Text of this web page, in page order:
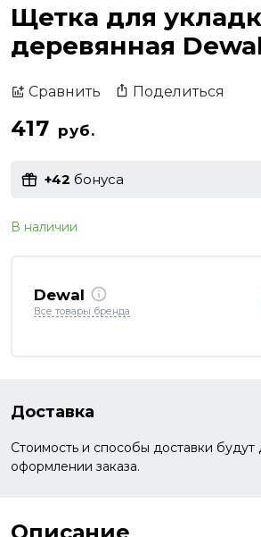
Щетка для
деревянная
Сравнить Поделиться
417 руб.
+42 бонуса
В наличии
Dewal
Все товары бренда
Доставка
Стоимость и способы доставки будут
оформлении заказа.